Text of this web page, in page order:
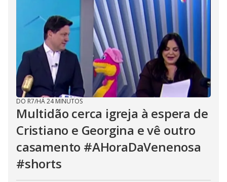
DO R7/HÁ 24 MINUTOS
Multidão cerca igreja à espera de
Cristiano e Georgina e vê outro
casamento #AHoraDaVenenosa
#shorts